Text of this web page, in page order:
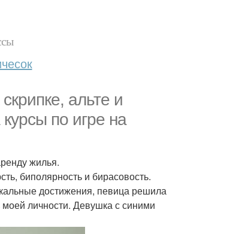
альте и
по игре на
жилья.
биполярность и бирасовость.
достижения, певица решила
личности. Девушка с синими